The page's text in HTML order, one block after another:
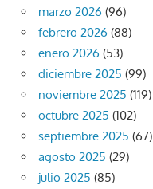
marzo 2026 (96)
febrero 2026 (88)
enero 2026 (53)
diciembre 2025 (99)
noviembre 2025 (119)
octubre 2025 (102)
septiembre 2025 (67)
agosto 2025 (29)
julio 2025 (85)